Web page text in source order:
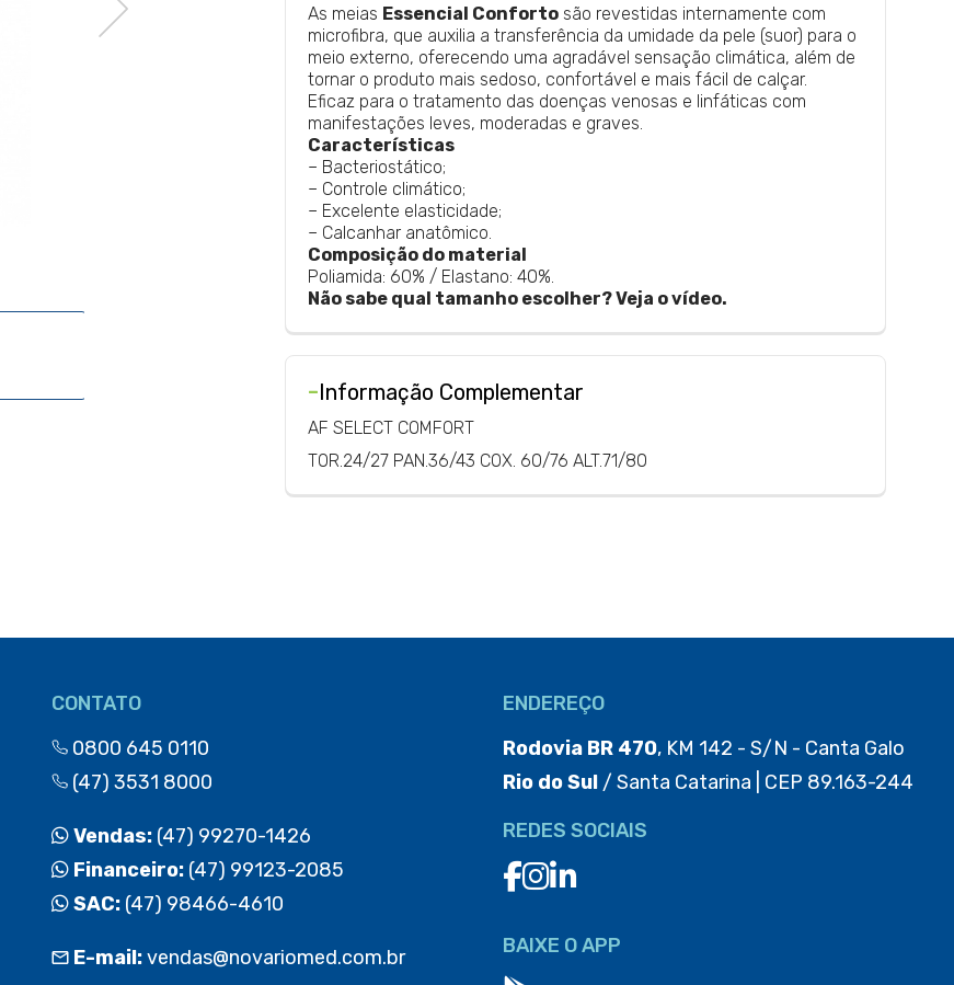
As meias Essencial Conforto são revestidas internamente com
microfibra, que auxilia a transferência da umidade da pele (suor) para o
meio externo, oferecendo uma agradável sensação climática, além de
tornar o produto mais sedoso, confortável e mais fácil de calçar.
Eficaz para o tratamento das doenças venosas e linfáticas com
manifestações leves, moderadas e graves.
Características
– Bacteriostático;
– Controle climático;
– Excelente elasticidade;
– Calcanhar anatômico.
Composição do material
Poliamida: 60% / Elastano: 40%.
Não sabe qual tamanho escolher? Veja o vídeo.
-Informação Complementar
AF SELECT COMFORT
TOR.24/27 PAN.36/43 COX. 60/76 ALT.71/80
CONTATO
0800 645 0110
(47) 3531 8000
Vendas: (47) 99270-1426
Financeiro: (47) 99123-2085
SAC: (47) 98466-4610
E-mail:vendas@novariomed.com.br
ENDEREÇO
Rodovia BR 470, KM 142 - S/N - Canta Galo
Rio do Sul/ Santa Catarina | CEP 89.163-244
REDES SOCIAIS
BAIXE O APP